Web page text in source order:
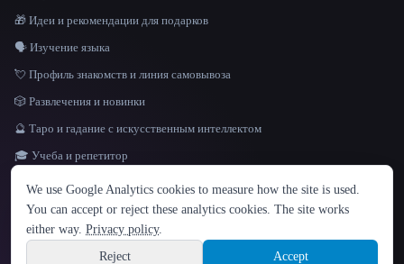
ЯЗЫК
English español Français Русский 简体中文
Hindi
🎁 Идеи и рекомендации для подарков
🗣️ Изучение языка
💘 Профиль знакомств и линия самовывоза
🎲 Развлечения и новинки
🔮 Таро и гадание с искусственным интеллектом
🎓 Учеба и репетитор
Site information
© 2026 That AI Collection. Все права защищены.
политика конфиденциальности
Built with Metatron ★
We use Google Analytics cookies to measure how the site is used.
You can accept or reject these analytics cookies. The site works
either way. Privacy policy.
Reject
Accept